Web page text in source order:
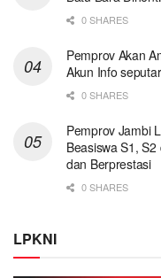
0 SHARES
Pemprov Akan
Akun Info
0 SHARES
Pemprov Jambi
Beasiswa S1,
dan Berprestasi
0 SHARES
LPKNI